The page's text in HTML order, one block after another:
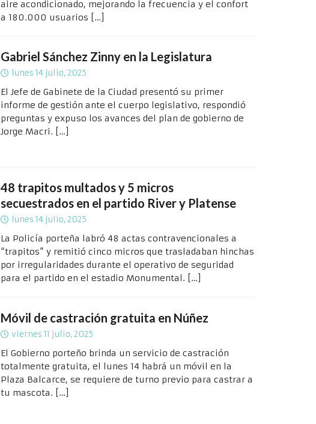
aire acondicionado, mejorando la frecuencia y el confort
a 180.000 usuarios
[…]
Gabriel Sánchez Zinny en la Legislatura
lunes 14 julio, 2025
El Jefe de Gabinete de la Ciudad presentó su primer
informe de gestión ante el cuerpo legislativo, respondió
preguntas y expuso los avances del plan de gobierno de
Jorge Macri.
[…]
48 trapitos multados y 5 micros
secuestrados en el partido River y Platense
lunes 14 julio, 2025
La Policía porteña labró 48 actas contravencionales a
“trapitos” y remitió cinco micros que trasladaban hinchas
por irregularidades durante el operativo de seguridad
para el partido en el estadio Monumental.
[…]
Móvil de castración gratuita en Núñez
viernes 11 julio, 2025
El Gobierno porteño brinda un servicio de castración
totalmente gratuita, el lunes 14 habrá un móvil en la
Plaza Balcarce, se requiere de turno previo para castrar a
tu mascota.
[…]